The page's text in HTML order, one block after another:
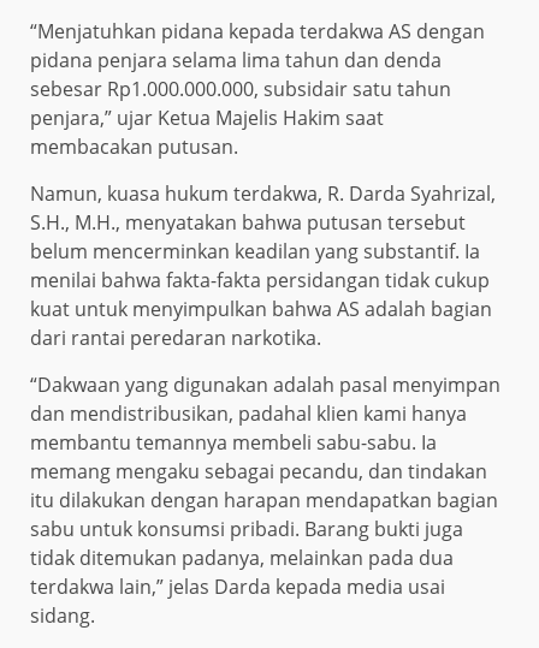
“Menjatuhkan pidana kepada terdakwa AS dengan
pidana penjara selama lima tahun dan denda
sebesar Rp1.000.000.000, subsidair satu tahun
penjara,” ujar Ketua Majelis Hakim saat
membacakan putusan.
Namun, kuasa hukum terdakwa, R. Darda Syahrizal,
S.H., M.H., menyatakan bahwa putusan tersebut
belum mencerminkan keadilan yang substantif. Ia
menilai bahwa fakta-fakta persidangan tidak cukup
kuat untuk menyimpulkan bahwa AS adalah bagian
dari rantai peredaran narkotika.
“Dakwaan yang digunakan adalah pasal menyimpan
dan mendistribusikan, padahal klien kami hanya
membantu temannya membeli sabu-sabu. Ia
memang mengaku sebagai pecandu, dan tindakan
itu dilakukan dengan harapan mendapatkan bagian
sabu untuk konsumsi pribadi. Barang bukti juga
tidak ditemukan padanya, melainkan pada dua
terdakwa lain,” jelas Darda kepada media usai
sidang.